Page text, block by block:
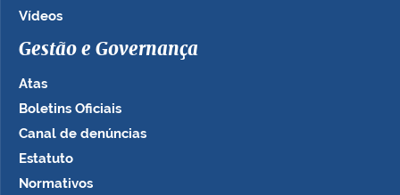
Vídeos
Gestão e Governança
Atas
Boletins Oficiais
Canal de denúncias
Estatuto
Normativos